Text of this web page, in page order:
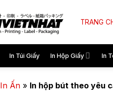
TRANG
In Túi Giấy In Hộp Giấy In
In Ấn » In hộp bút theo yêu